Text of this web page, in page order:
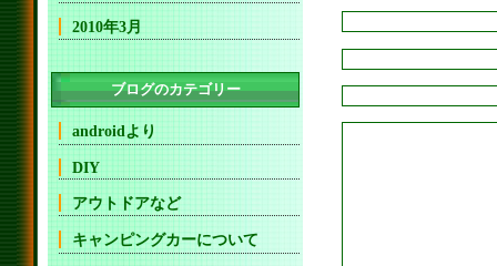
2010年3月
ブログのカテゴリー
androidより
DIY
アウトドアなど
キャンピングカーについて